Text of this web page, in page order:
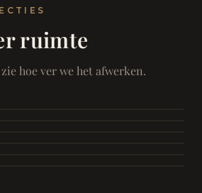
Modern
Living
ruimte
hoe ver we het afwerken.